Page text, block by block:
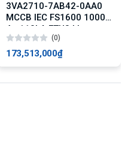
3VA2710-7AB42-0AA0
MCCB IEC FS1600 1000A
4p 110kA ETU3 LI
(0)
173,513,000₫